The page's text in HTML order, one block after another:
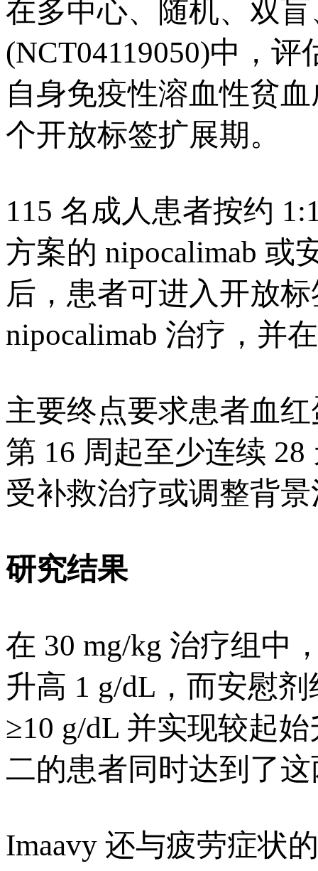
在多中心、随机、双
(NCT04119050)中，
自身免疫性溶血性贫
个开放标签扩展期。
115 名成人患者按约
方案的 nipocalimab 或
后，患者可进入开放
nipocalimab 治疗，并
主要终点要求患者血
第 16 周起至少连续
受补救治疗或调整背
研究结果
在 30 mg/kg 治疗组中
升高 1 g/dL，而安慰
≥10 g/dL 并实现较起
二的患者同时达到了
Imaavy 还与疲劳症状